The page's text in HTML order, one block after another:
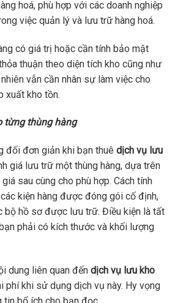
hoá, phù hợp với các doanh nghiệp
việc quản lý và lưu trữ hàng hoá.
có giá trị hoặc cần tính bảo mật
thuận theo diện tích kho cũng như
vẫn cần nhân sự làm việc cho
xuất kho tồn.
từng thùng hàng
đối đơn giản khi bạn thuê dịch vụ lưu
giá lưu trữ một thùng hàng, dựa trên
sau cùng cho phù hợp. Cách tính
kiện hàng được đóng gói cố định,
bộ hồ sơ được lưu trữ. Điều kiện là tất
phải có kích thước và khối lượng
dung liên quan đến dịch vụ lưu kho
phí khi sử dụng dịch vụ này. Hy vọng